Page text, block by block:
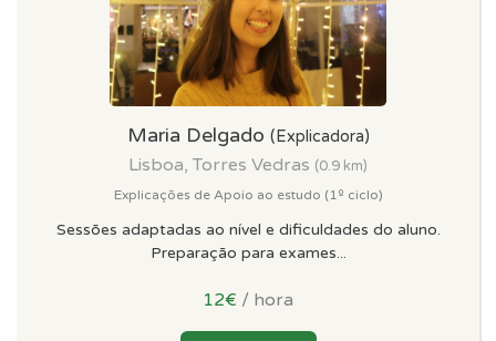
Maria Delgado (Explicadora)
Lisboa, Torres Vedras (0.9 km)
Explicações de Apoio ao estudo (1º ciclo)
Sessões adaptadas ao nível e dificuldades do aluno.
Preparação para exames...
12€ / hora